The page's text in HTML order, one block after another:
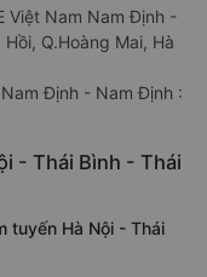
Việt Nam Nam Định -
Q.Hoàng Mai, Hà
Định - Nam Định :
- Thái Bình - Thái
tuyến Hà Nội - Thái